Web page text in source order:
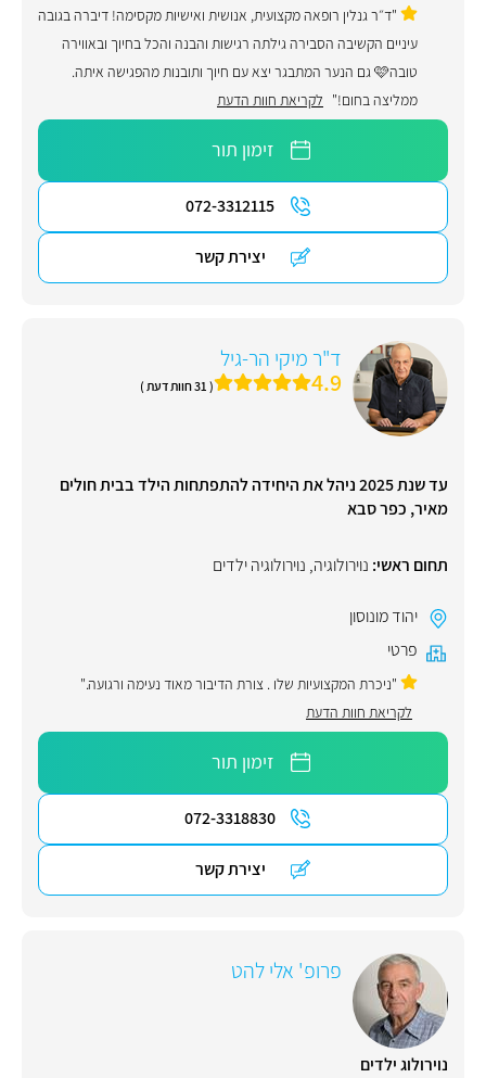
"ד״ר גנלין רופאה מקצועית, אנושית ואישיות מקסימה! דיברה בגובה
עיניים הקשיבה הסבירה גילתה רגישות והבנה והכל בחיוך ובאווירה
טובה🩷 גם הנער המתבגר יצא עם חיוך ותובנות מהפגישה איתה.
ממליצה בחום!" לקריאת חוות הדעת
זימון תור
072-3312115
יצירת קשר
ד"ר מיקי הר-גיל
4.9 ( 31 חוות דעת )
עד שנת 2025 ניהל את היחידה להתפתחות הילד בבית חולים
מאיר, כפר סבא
תחום ראשי: נוירולוגיה, נוירולוגיה ילדים
יהוד מונוסון
פרטי
"ניכרת המקצועיות שלו . צורת הדיבור מאוד נעימה ורגועה."
לקריאת חוות הדעת
זימון תור
072-3318830
יצירת קשר
פרופ' אלי להט
נוירולוג ילדים